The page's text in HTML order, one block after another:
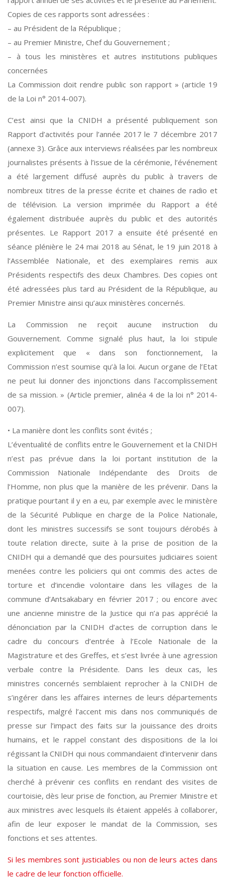
Copies de ces rapports sont adressées :
– au Président de la République ;
– au Premier Ministre, Chef du Gouvernement ;
– à tous les ministères et autres institutions publiques
concernées
La Commission doit rendre public son rapport » (article 19
de la Loi n° 2014-007).
C’est ainsi que la CNIDH a présenté publiquement son
Rapport d’activités pour l’année 2017 le 7 décembre 2017
(annexe 3). Grâce aux interviews réalisées par les nombreux
journalistes présents à l’issue de la cérémonie, l’événement
a été largement diffusé auprès du public à travers de
nombreux titres de la presse écrite et chaines de radio et
de télévision. La version imprimée du Rapport a été
également distribuée auprès du public et des autorités
présentes. Le Rapport 2017 a ensuite été présenté en
séance plénière le 24 mai 2018 au Sénat, le 19 juin 2018 à
l’Assemblée Nationale, et des exemplaires remis aux
Présidents respectifs des deux Chambres. Des copies ont
été adressées plus tard au Président de la République, au
Premier Ministre ainsi qu’aux ministères concernés.
La Commission ne reçoit aucune instruction du
Gouvernement. Comme signalé plus haut, la loi stipule
explicitement que « dans son fonctionnement, la
Commission n’est soumise qu’à la loi. Aucun organe de l’Etat
ne peut lui donner des injonctions dans l’accomplissement
de sa mission. » (Article premier, alinéa 4 de la loi n° 2014-
007).
• La manière dont les conflits sont évités ;
L’éventualité de conflits entre le Gouvernement et la CNIDH
n’est pas prévue dans la loi portant institution de la
Commission Nationale Indépendante des Droits de
l’Homme, non plus que la manière de les prévenir. Dans la
pratique pourtant il y en a eu, par exemple avec le ministère
de la Sécurité Publique en charge de la Police Nationale,
dont les ministres successifs se sont toujours dérobés à
toute relation directe, suite à la prise de position de la
CNIDH qui a demandé que des poursuites judiciaires soient
menées contre les policiers qui ont commis des actes de
torture et d’incendie volontaire dans les villages de la
commune d’Antsakabary en février 2017 ; ou encore avec
une ancienne ministre de la Justice qui n’a pas apprécié la
dénonciation par la CNIDH d’actes de corruption dans le
cadre du concours d’entrée à l’Ecole Nationale de la
Magistrature et des Greffes, et s’est livrée à une agression
verbale contre la Présidente. Dans les deux cas, les
ministres concernés semblaient reprocher à la CNIDH de
s’ingérer dans les affaires internes de leurs départements
respectifs, malgré l’accent mis dans nos communiqués de
presse sur l’impact des faits sur la jouissance des droits
humains, et le rappel constant des dispositions de la loi
régissant la CNIDH qui nous commandaient d’intervenir dans
la situation en cause. Les membres de la Commission ont
cherché à prévenir ces conflits en rendant des visites de
courtoisie, dès leur prise de fonction, au Premier Ministre et
aux ministres avec lesquels ils étaient appelés à collaborer,
afin de leur exposer le mandat de la Commission, ses
fonctions et ses attentes.
Si les membres sont justiciables ou non de leurs actes dans
le cadre de leur fonction officielle.